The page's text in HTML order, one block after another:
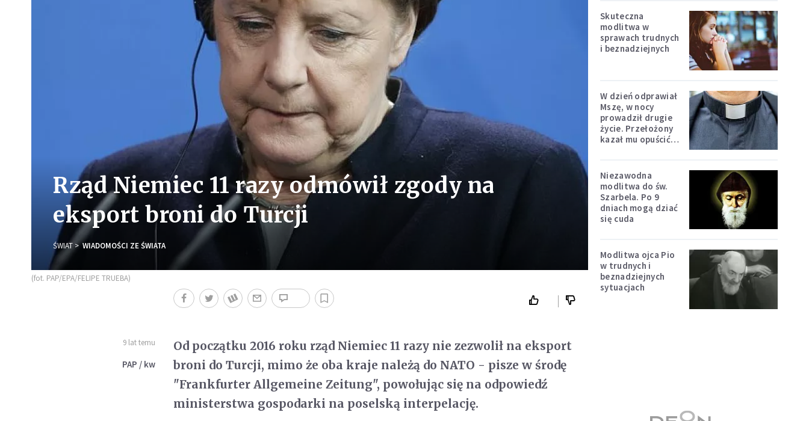
Rząd Niemiec 11 razy odmówił zgody na
eksport broni do Turcji
ŚWIAT WIADOMOŚCI ZE ŚWIATA
(fot. PAP/EPA/FELIPE TRUEBA)
9 lat temu
PAP / kw
Od początku 2016 roku rząd Niemiec 11 razy nie zezwolił na eksport
broni do Turcji, mimo że oba kraje należą do NATO - pisze w środę
"Frankfurter Allgemeine Zeitung", powołując się na odpowiedź
ministerstwa gospodarki na poselską interpelację.
Skuteczna
modlitwa w
sprawach trudnych
i beznadziejnych
W dzień odprawiał
Mszę, w nocy
prowadził drugie
życie. Przełożony
kazał mu opuścić
Niezawodna
modlitwa do św.
Szarbela. Po 9
dniach mogą dziać
się cuda
Modlitwa ojca Pio
w trudnych i
beznadziejnych
sytuacjach